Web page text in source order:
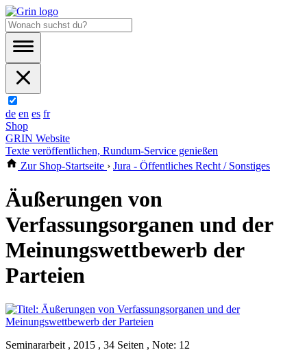
de en es fr
Shop
GRIN Website
Texte veröffentlichen, Rundum-Service genießen
Zur Shop-Startseite › Jura - Öffentliches Recht / Sonstiges
Äußerungen von
Verfassungsorganen und der
Meinungswettbewerb der
Parteien
Seminararbeit , 2015 , 34 Seiten , Note: 12